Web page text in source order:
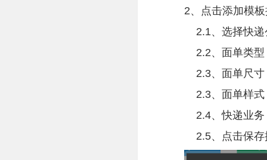
2、点击添加模
2.1、选择快递
2.2、面单类型
2.3、面单尺寸
2.3、面单样式
2.4、快递业务
2.5、点击保存